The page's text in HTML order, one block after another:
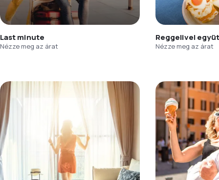
Last minute
Nézze meg az árat
Reggelivel
Nézze meg az árat